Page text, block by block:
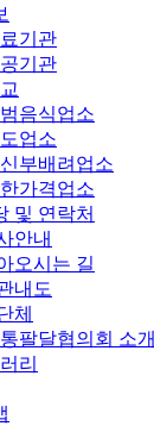
기관
기관
음식업소
업소
부배려업소
가격업소
및 연락처
안내
오시는 길
내도
체
팔달협의회 소개
리